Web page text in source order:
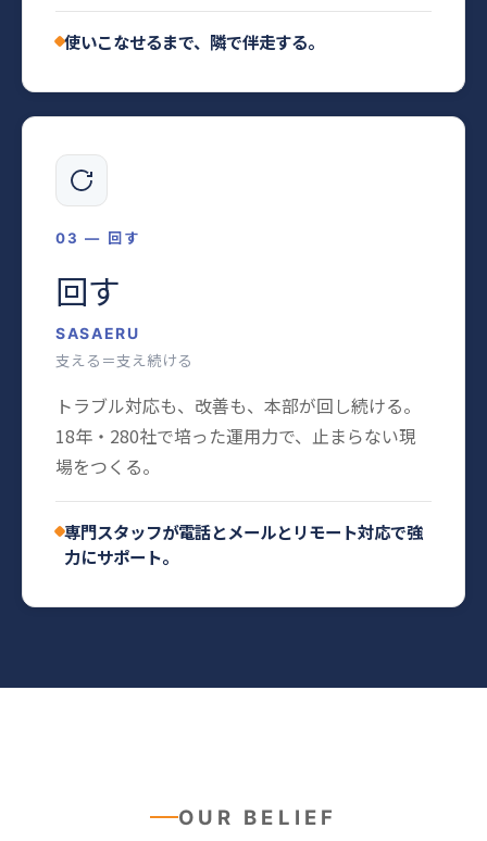
使いこなせるまで、隣で伴走する。
03 — 回す
回す
SASAERU
支える＝支え続ける
トラブル対応も、改善も、本部が回し続ける。
18年・280社で培った運用力で、止まらない現
場をつくる。
専門スタッフが電話とメールとリモート対応で強
力にサポート。
OUR BELIEF